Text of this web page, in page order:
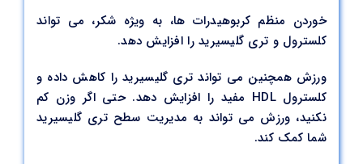
خوردن منظم کربوهیدرات ها، به ویژه شکر، می تواند
کلسترول و تری گلیسیرید را افزایش دهد.
ورزش همچنین می تواند تری گلیسیرید را کاهش داده و
کلسترول HDL مفید را افزایش دهد. حتی اگر وزن کم
نکنید، ورزش می تواند به مدیریت سطح تری گلیسیرید
شما کمک کند.